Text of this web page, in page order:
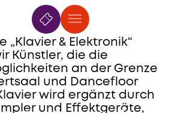
2026
„Klavier & Elektronik“
Künstler, die die
an der Grenze
und Dancefloor
wird ergänzt durch
und Effektgeräte,